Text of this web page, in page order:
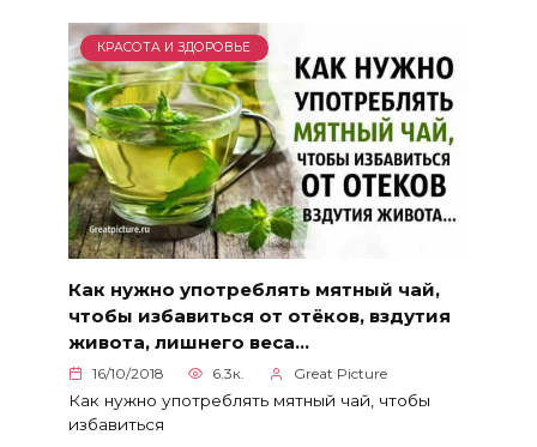
КРАСОТА И ЗДОРОВЬЕ
Как нужно употреблять мятный чай,
чтобы избавиться от отёков, вздутия
живота, лишнего веса…
16/10/2018 6.3к. Great Picture
Как нужно употреблять мятный чай, чтобы
избавиться